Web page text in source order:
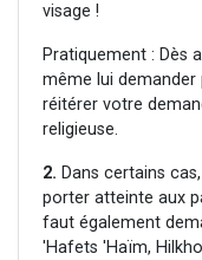
visage !
Pratiquement : Dès
même lui demander
réitérer votre
religieuse.
2. Dans certains
porter atteinte aux
faut également
'Hafets 'Haïm,